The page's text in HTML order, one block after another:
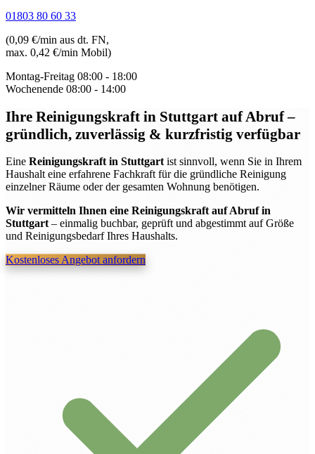
01803 80 60 33
(0,09 €/min aus dt. FN,
max. 0,42 €/min Mobil)
Montag-Freitag 08:00 - 18:00
Wochenende 08:00 - 14:00
Ihre Reinigungskraft in Stuttgart auf Abruf–
gründlich, zuverlässig & kurzfristig verfügbar
Eine Reinigungskraft in Stuttgart ist sinnvoll, wenn Sie in Ihrem
Haushalt eine erfahrene Fachkraft für die gründliche Reinigung
einzelner Räume oder der gesamten Wohnung benötigen.
Wir vermitteln Ihnen eine Reinigungskraft auf Abruf in
Stuttgart – einmalig buchbar, geprüft und abgestimmt auf Größe
und Reinigungsbedarf Ihres Haushalts.
Kostenloses Angebot anfordern